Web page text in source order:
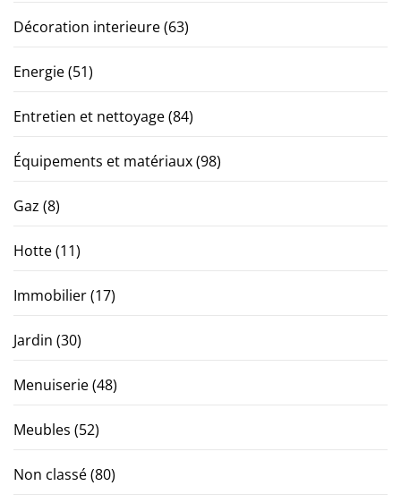
Décoration interieure(63)
Energie(51)
Entretien et nettoyage(84)
Équipements et matériaux(98)
Gaz (8)
Hotte(11)
Immobilier(17)
Jardin (30)
Menuiserie(48)
Meubles (52)
Non classé(80)